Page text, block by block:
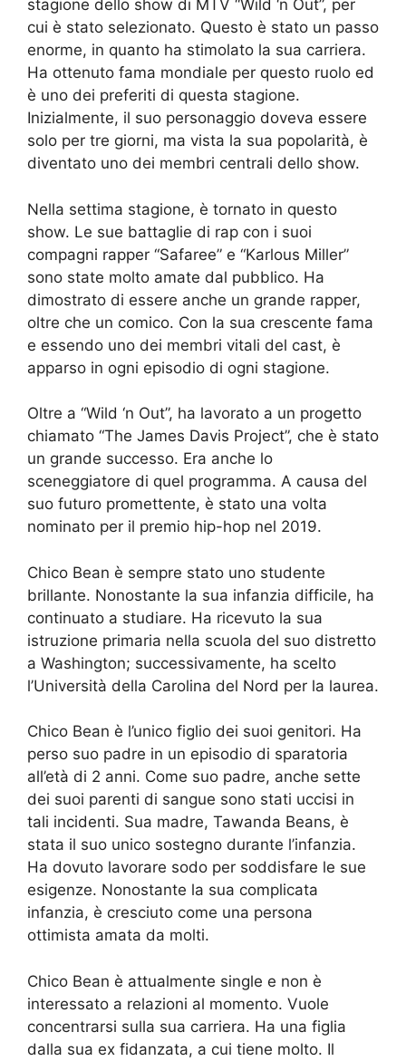
stagione dello show di MTV “Wild ‘n Out”, per
cui è stato selezionato. Questo è stato un passo
enorme, in quanto ha stimolato la sua carriera.
Ha ottenuto fama mondiale per questo ruolo ed
è uno dei preferiti di questa stagione.
Inizialmente, il suo personaggio doveva essere
solo per tre giorni, ma vista la sua popolarità, è
diventato uno dei membri centrali dello show.
Nella settima stagione, è tornato in questo
show. Le sue battaglie di rap con i suoi
compagni rapper “Safaree” e “Karlous Miller”
sono state molto amate dal pubblico. Ha
dimostrato di essere anche un grande rapper,
oltre che un comico. Con la sua crescente fama
e essendo uno dei membri vitali del cast, è
apparso in ogni episodio di ogni stagione.
Oltre a “Wild ‘n Out”, ha lavorato a un progetto
chiamato “The James Davis Project”, che è stato
un grande successo. Era anche lo
sceneggiatore di quel programma. A causa del
suo futuro promettente, è stato una volta
nominato per il premio hip-hop nel 2019.
Chico Bean è sempre stato uno studente
brillante. Nonostante la sua infanzia difficile, ha
continuato a studiare. Ha ricevuto la sua
istruzione primaria nella scuola del suo distretto
a Washington; successivamente, ha scelto
l’Università della Carolina del Nord per la laurea.
Chico Bean è l’unico figlio dei suoi genitori. Ha
perso suo padre in un episodio di sparatoria
all’età di 2 anni. Come suo padre, anche sette
dei suoi parenti di sangue sono stati uccisi in
tali incidenti. Sua madre, Tawanda Beans, è
stata il suo unico sostegno durante l’infanzia.
Ha dovuto lavorare sodo per soddisfare le sue
esigenze. Nonostante la sua complicata
infanzia, è cresciuto come una persona
ottimista amata da molti.
Chico Bean è attualmente single e non è
interessato a relazioni al momento. Vuole
concentrarsi sulla sua carriera. Ha una figlia
dalla sua ex fidanzata, a cui tiene molto. Il